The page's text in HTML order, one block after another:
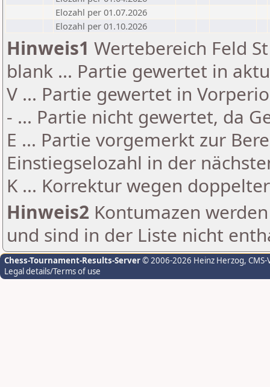
Elozahl per 01.07.2026
Elozahl per 01.10.2026
Hinweis1 Wertebereich Feld
blank ... Partie gewertet in
V ... Partie gewertet in
- ... Partie nicht gewertet, da
E ... Partie vorgemerkt zur
Einstiegselozahl in der
K ... Korrektur wegen
Hinweis2 Kontumazen
und sind in der Liste nicht
Chess-Tournament-Results-Server© 2006-2026 Heinz Herzog,
Legal details/Terms of use